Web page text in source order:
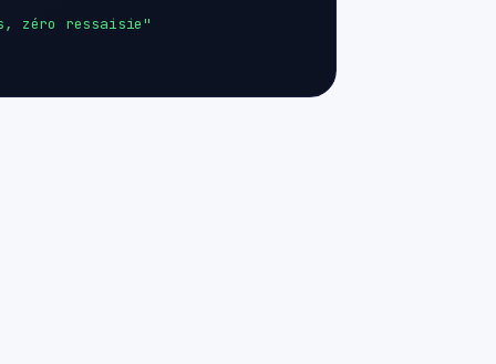
zéro ressaisie"